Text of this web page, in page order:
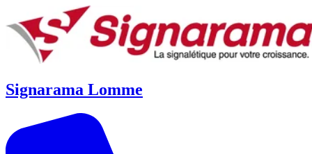
Signarama Lomme